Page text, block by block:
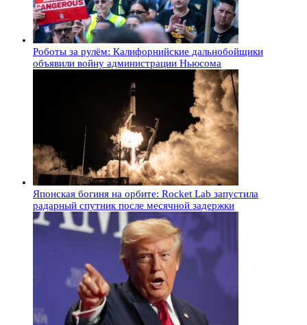
Роботы за рулём: Калифорнийские дальнобойщики
объявили войну администрации Ньюсома
Японская богиня на орбите: Rocket Lab запустила
радарный спутник после месячной задержки